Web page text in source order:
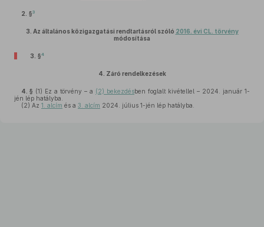
2. §3
3. Az általános közigazgatási rendtartásról szóló 2016. évi CL. törvény
módosítása
3. §4
4. Záró rendelkezések
4. § (1) Ez a törvény – a (2) bekezdésben foglalt kivétellel – 2024. január 1-
jén lép hatályba.
(2) Az 1. alcím és a 3. alcím 2024. július 1-jén lép hatályba.